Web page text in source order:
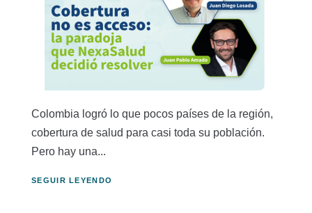
Colombia logró lo que pocos países de la región,
cobertura de salud para casi toda su población.
Pero hay una...
SEGUIR LEYENDO